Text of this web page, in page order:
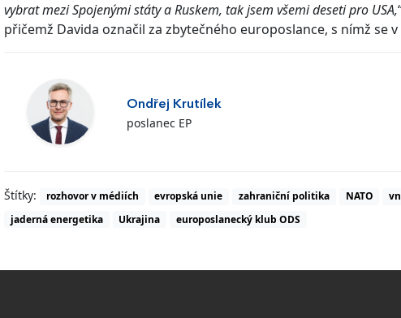
vybrat mezi Spojenými státy a Ruskem, tak jsem všemi deseti pro USA,
přičemž Davida označil za zbytečného europoslance, s nímž se
Ondřej Krutílek
poslanec EP
Štítky: rozhovor v médiích evropská unie zahraniční politika NATO
jaderná energetika
Ukrajina europoslanecký klub ODS